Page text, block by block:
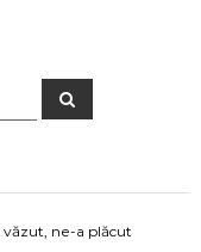
Search
văzut, ne-a plăcut